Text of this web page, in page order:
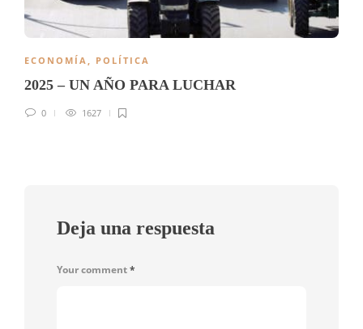
ECONOMÍA POLÍTICA
2025 – UN AÑO PARA LUCHAR
0 1627
Deja una respuesta
Your comment*